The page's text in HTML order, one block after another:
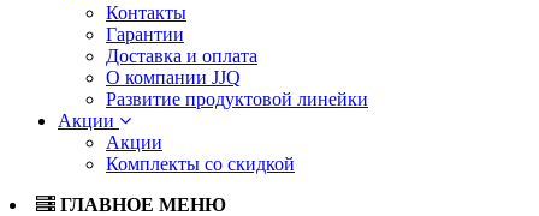
Контакты
Гарантии
Доставка и оплата
О компании JJQ
Развитие продуктовой линейки
Акции
Акции
Комплекты со скидкой
ГЛАВНОЕ МЕНЮ